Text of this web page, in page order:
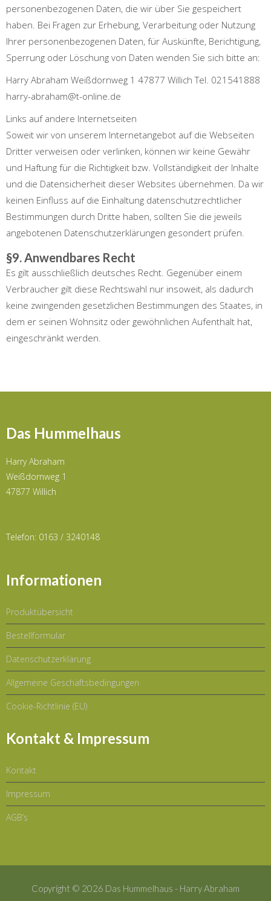
personenbezogenen Daten, die wir über Sie gespeichert
haben. Bei Fragen zur Erhebung, Verarbeitung oder Nutzung
Ihrer personenbezogenen Daten, für Auskünfte, Berichtigung,
Sperrung oder Löschung von Daten wenden Sie sich bitte an:
Harry Abraham Weißdornweg 1 47877 Willich Tel. 021541888
harry-abraham@t-online.de
Links auf andere Internetseiten
Soweit wir von unserem Internetangebot auf die Webseiten
Dritter verweisen oder verlinken, können wir keine Gewähr
und Haftung für die Richtigkeit bzw. Vollständigkeit der Inhalte
und die Datensicherheit dieser Websites übernehmen. Da wir
keinen Einfluss auf die Einhaltung datenschutzrechtlicher
Bestimmungen durch Dritte haben, sollten Sie die jeweils
angebotenen Datenschutzerklärungen gesondert prüfen.
§9. Anwendbares Recht
Es gilt ausschließlich deutsches Recht. Gegenüber einem
Verbraucher gilt diese Rechtswahl nur insoweit, als dadurch
keine zwingenden gesetzlichen Bestimmungen des Staates, in
dem er seinen Wohnsitz oder gewöhnlichen Aufenthalt hat,
eingeschränkt werden.
Das Hummelhaus
Harry Abraham
Weißdornweg 1
47877 Willich
Telefon: 0163 / 3240148
Informationen
Produktübersicht
Bestellformular
Datenschutzerklärung
Allgemeine Geschäftsbedingungen
Cookie-Richtlinie (EU)
Kontakt & Impressum
Kontakt
Impressum
AGB’s
Copyright © 2026 Das Hummelhaus - Harry Abraham